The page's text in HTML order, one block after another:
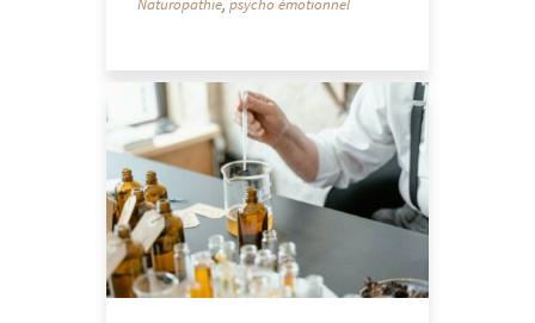
Naturopathie,psycho émotionnel